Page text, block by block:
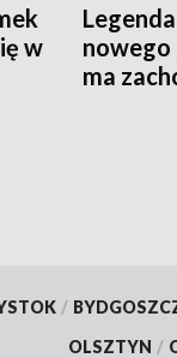
w
nowego
ma
/
OLSZTYN /